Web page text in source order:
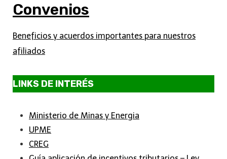
Convenios
Beneficios y acuerdos importantes para nuestros
afiliados
LINKS DE INTERÉS
Ministerio de Minas y Energia
UPME
CREG